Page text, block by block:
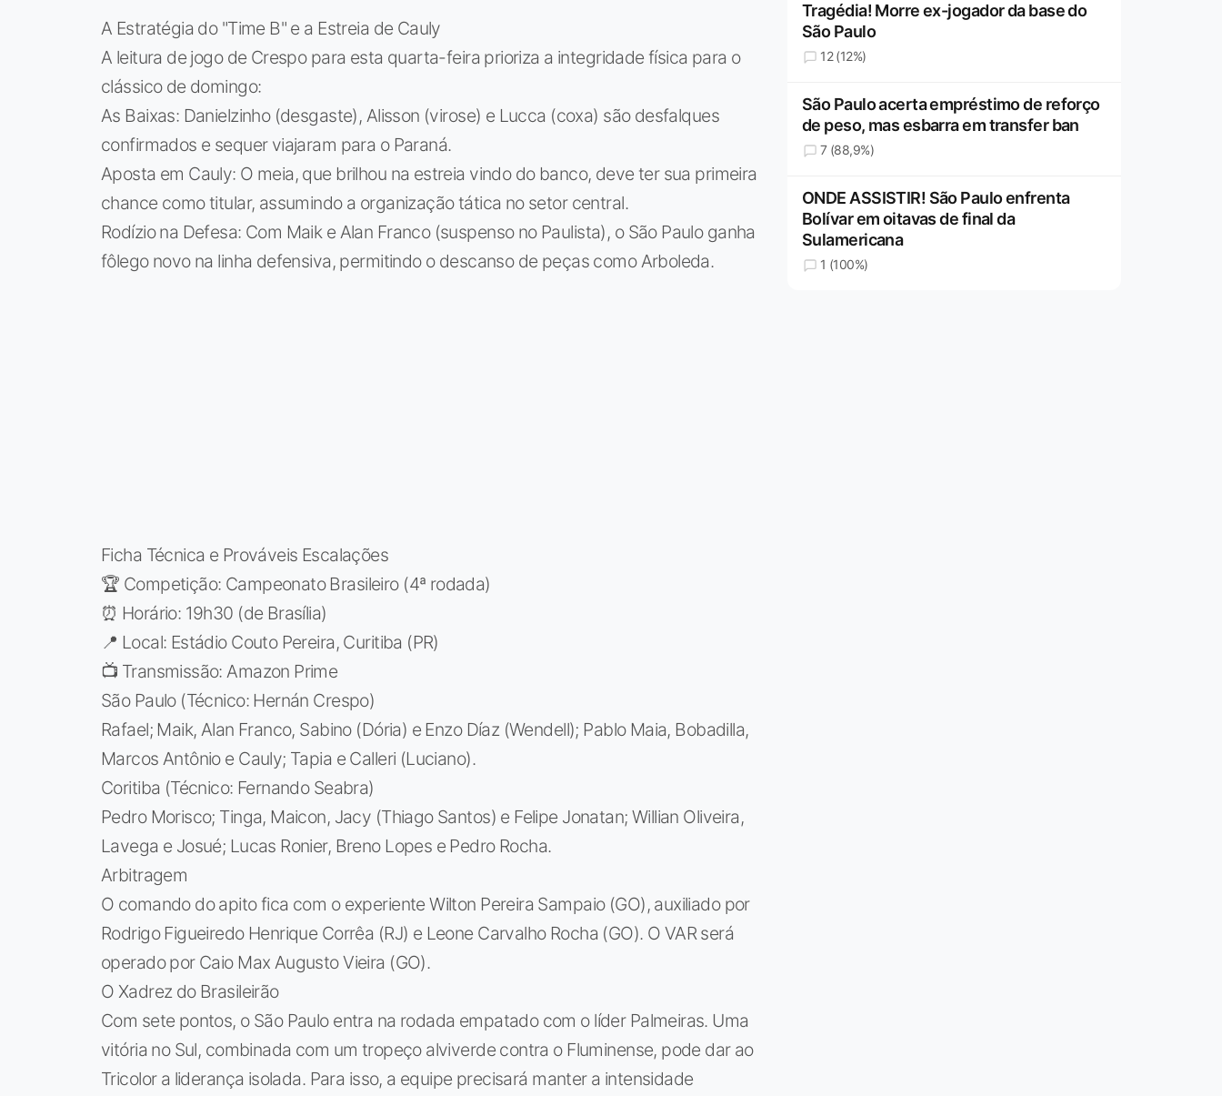
A Estratégia do "Time B" e a Estreia de Cauly
A leitura de jogo de Crespo para esta quarta-feira prioriza a integridade física para o
clássico de domingo:
As Baixas: Danielzinho (desgaste), Alisson (virose) e Lucca (coxa) são desfalques
confirmados e sequer viajaram para o Paraná.
Aposta em Cauly: O meia, que brilhou na estreia vindo do banco, deve ter sua primeira
chance como titular, assumindo a organização tática no setor central.
Rodízio na Defesa: Com Maik e Alan Franco (suspenso no Paulista), o São Paulo ganha
fôlego novo na linha defensiva, permitindo o descanso de peças como Arboleda.
Ficha Técnica e Prováveis Escalações
🏆 Competição: Campeonato Brasileiro (4ª rodada)
⏰ Horário: 19h30 (de Brasília)
📍 Local: Estádio Couto Pereira, Curitiba (PR)
📺 Transmissão: Amazon Prime
São Paulo (Técnico: Hernán Crespo)
Rafael; Maik, Alan Franco, Sabino (Dória) e Enzo Díaz (Wendell); Pablo Maia, Bobadilla,
Marcos Antônio e Cauly; Tapia e Calleri (Luciano).
Coritiba (Técnico: Fernando Seabra)
Pedro Morisco; Tinga, Maicon, Jacy (Thiago Santos) e Felipe Jonatan; Willian Oliveira,
Lavega e Josué; Lucas Ronier, Breno Lopes e Pedro Rocha.
Arbitragem
O comando do apito fica com o experiente Wilton Pereira Sampaio (GO), auxiliado por
Rodrigo Figueiredo Henrique Corrêa (RJ) e Leone Carvalho Rocha (GO). O VAR será
operado por Caio Max Augusto Vieira (GO).
O Xadrez do Brasileirão
Com sete pontos, o São Paulo entra na rodada empatado com o líder Palmeiras. Uma
vitória no Sul, combinada com um tropeço alviverde contra o Fluminense, pode dar ao
Tricolor a liderança isolada. Para isso, a equipe precisará manter a intensidade
Tragédia! Morre ex-jogador da base do
São Paulo
12 (12%)
São Paulo acerta empréstimo de reforço
de peso, mas esbarra em transfer ban
7 (88,9%)
ONDE ASSISTIR! São Paulo enfrenta
Bolívar em oitavas de final da
Sulamericana
1 (100%)